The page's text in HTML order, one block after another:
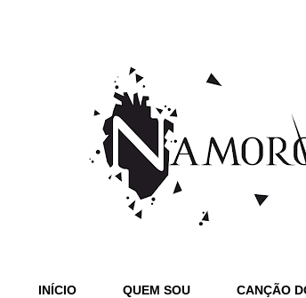
INÍCIO QUEM SOU CANÇÃO